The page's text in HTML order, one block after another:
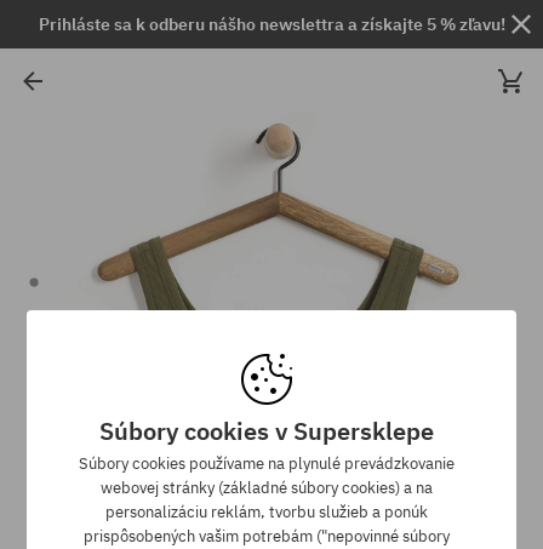
Prihláste sa k odberu nášho newslettra a získajte 5 % zľavu!
Súbory cookies v Supersklepe
Súbory cookies používame na plynulé prevádzkovanie
webovej stránky (základné súbory cookies) a na
personalizáciu reklám, tvorbu služieb a ponúk
prispôsobených vašim potrebám ("nepovinné súbory